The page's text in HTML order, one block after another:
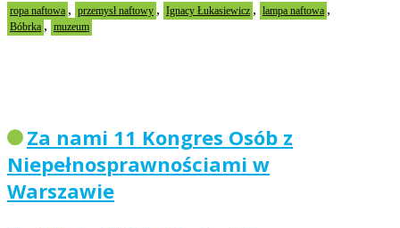
ropa naftowa , przemysł naftowy , Ignacy Łukasiewicz , lampa naftowa ,
Bóbrka , muzeum
Za nami 11 Kongres Osób z
Niepełnosprawnościami w
Warszawie